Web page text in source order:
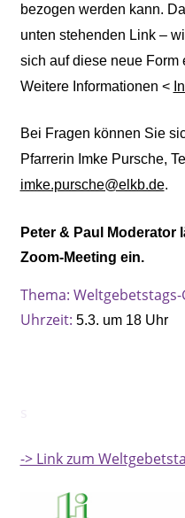
bezogen werden kann.
unten stehenden Link –
sich auf diese neue Form
Weitere Informationen <
Bei Fragen können Sie
Pfarrerin Imke Pursche,
imke.pursche@elkb.de.
Peter & Paul Moderator
Zoom-Meeting ein.
Thema:
Uhrzeit: 5.3. um 18 Uhr
-> Link zum